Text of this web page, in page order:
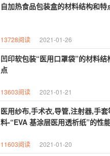
自加热食品包装盒的材料结构和特
13728阅读 2021-01-26
凹印软包装“医用口罩袋”的材料结
点
13603阅读 2021-01-21
医用纱布,手术衣,导管,注射器,手
料-“EVA 基涂层医用透析纸”的性
11603阅读 2021-01-20